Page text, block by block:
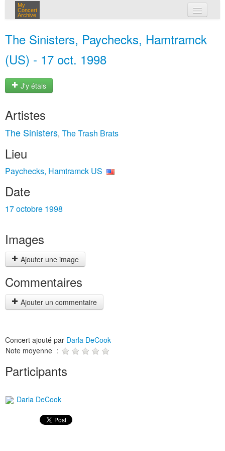
My
Concert
Archive
The Sinisters, Paychecks, Hamtramck
(US) - 17 oct. 1998
J'y étais
Artistes
The Sinisters, The Trash Brats
Lieu
Paychecks, Hamtramck US
Date
17 octobre 1998
Images
Ajouter une image
Commentaires
Ajouter un commentaire
Concert ajouté par Darla DeCook
Note moyenne :
Participants
Darla DeCook